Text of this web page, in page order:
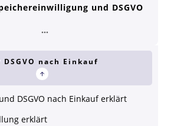
und DSGVO
nach Einkauf
DSGVO nach Einkauf erklärt
erklärt